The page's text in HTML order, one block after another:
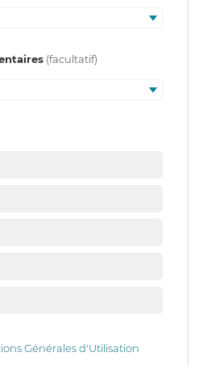
Générales d'Utilisation